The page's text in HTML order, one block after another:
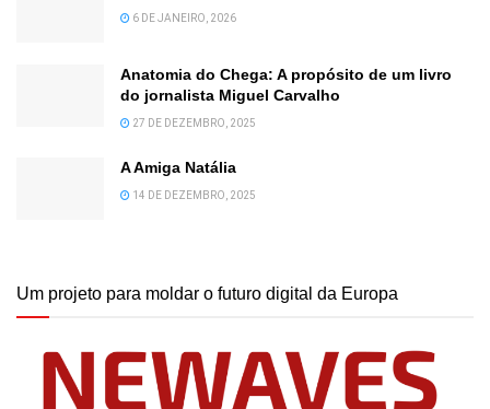
6 DE JANEIRO, 2026
Anatomia do Chega: A propósito de um livro
do jornalista Miguel Carvalho
27 DE DEZEMBRO, 2025
A Amiga Natália
14 DE DEZEMBRO, 2025
Um projeto para moldar o futuro digital da Europa